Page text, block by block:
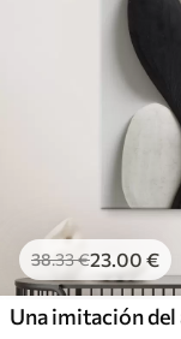
38.33€23.00 €